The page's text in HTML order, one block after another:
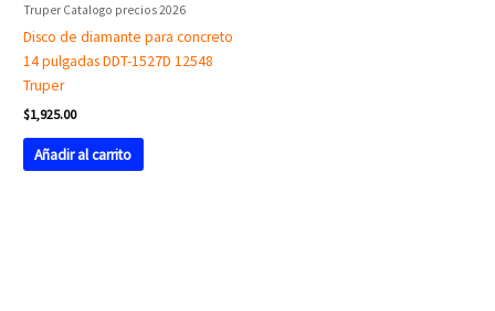
Truper Catalogo precios 2026
Disco de diamante para concreto
14 pulgadas DDT-1527D 12548
Truper
$1,925.00
Añadir al carrito